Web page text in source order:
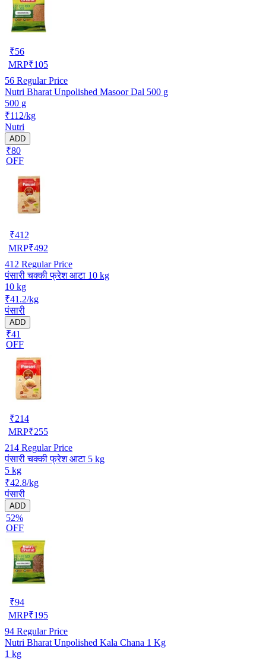
₹56
MRP₹105
56 Regular Price
Nutri Bharat Unpolished Masoor Dal 500 g
500 g
₹112/kg
Nutri
ADD
₹80
OFF
₹412
MRP₹492
412 Regular Price
पंसारी चक्की फ्रेश आटा 10 kg
10 kg
₹41.2/kg
पंसारी
ADD
₹41
OFF
₹214
MRP₹255
214 Regular Price
पंसारी चक्की फ्रेश आटा 5 kg
5 kg
₹42.8/kg
पंसारी
ADD
52%
OFF
₹94
MRP₹195
94 Regular Price
Nutri Bharat Unpolished Kala Chana 1 Kg
1 kg